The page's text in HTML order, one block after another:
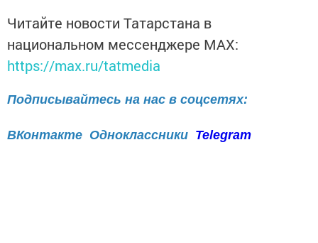
Читайте новости Татарстана в
национальном мессенджере MАХ:
https://max.ru/tatmedia
Подписывайтесь на нас в соцсетях:
ВКонтакте Одноклассники Telegram